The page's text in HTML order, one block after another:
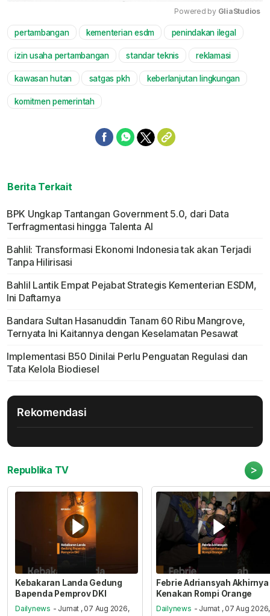
Mute
Powered by GliaStudios
pertambangan kementerian esdm penindakan ilegal
izin usaha pertambangan standar teknis reklamasi
kawasan hutan satgas pkh keberlanjutan lingkungan
komitmen pemerintah
Berita Terkait
BPK Ungkap Tantangan Government 5.0, dari Data
Terfragmentasi hingga Talenta AI
Bahlil: Transformasi Ekonomi Indonesia tak akan Terjadi
Tanpa Hilirisasi
Bahlil Lantik Empat Pejabat Strategis Kementerian ESDM,
Ini Daftarnya
Bandara Sultan Hasanuddin Tanam 60 Ribu Mangrove,
Ternyata Ini Kaitannya dengan Keselamatan Pesawat
Implementasi B50 Dinilai Perlu Penguatan Regulasi dan
Tata Kelola Biodiesel
Rekomendasi
Republika TV >
Kebakaran Landa Gedung
Bapenda Pemprov DKI
Dailynews - Jumat , 07 Aug 2026,
Febrie Adriansyah Akhirnya
Kenakan Rompi Orange
Dailynews - Jumat , 07 Aug 2026,